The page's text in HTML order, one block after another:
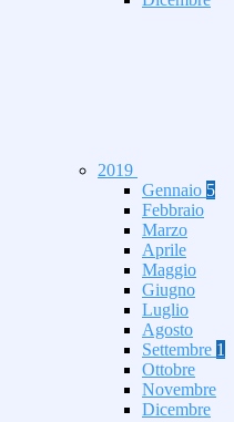
2019
Gennaio 5
Febbraio
Marzo
Aprile
Maggio
Giugno
Luglio
Agosto
Settembre 1
Ottobre
Novembre
Dicembre